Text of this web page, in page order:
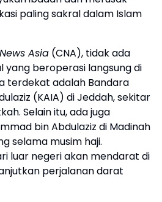
paling sakral dalam Islam
Asia (CNA), tidak ada
yang beroperasi langsung di
terdekat adalah Bandara
(KAIA) di Jeddah, sekitar
Selain itu, ada juga
bin Abdulaziz di Madinah
selama musim haji.
luar negeri akan mendarat di
perjalanan darat